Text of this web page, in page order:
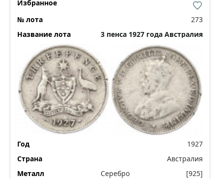
273
3 пенса 1927 года Австралия
1927
Австралия
Серебро
[925]